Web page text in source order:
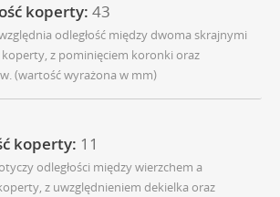
koperty: 43
odległość między dwoma skrajnymi
koperty, z pominięciem koronki oraz
(wartość wyrażona w mm)
koperty: 11
odległości między wierzchem a
z uwzględnieniem dekielka oraz